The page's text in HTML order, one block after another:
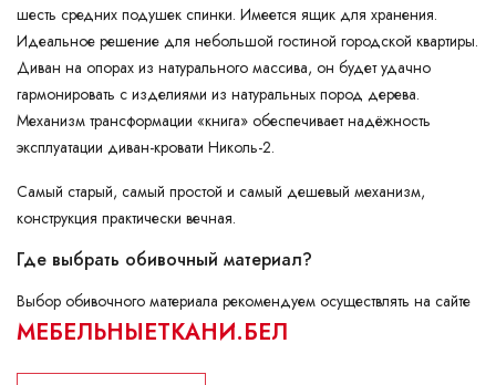
шесть средних подушек спинки. Имеется ящик для хранения.
Идеальное решение для небольшой гостиной городской квартиры.
Диван на опорах из натурального массива, он будет удачно
гармонировать с изделиями из натуральных пород дерева.
Механизм трансформации «книга» обеспечивает надёжность
эксплуатации диван-кровати Николь-2.
Самый старый, самый простой и самый дешевый механизм,
конструкция практически вечная.
Где выбрать обивочный материал?
Выбор обивочного материала рекомендуем осуществлять на сайте
МЕБЕЛЬНЫЕТКАНИ.БЕЛ